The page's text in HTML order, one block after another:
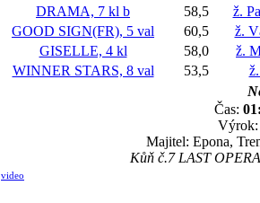
DRAMA, 7 kl b 58,5
ž.
GOOD SIGN(FR), 5 val 60,5
ž.
GISELLE, 4 kl 58,0
ž.
WINNER STARS, 8 val 53,5
Čas:
Výrok:
Majitel: Epona,
Kůň č.7 LAST
video